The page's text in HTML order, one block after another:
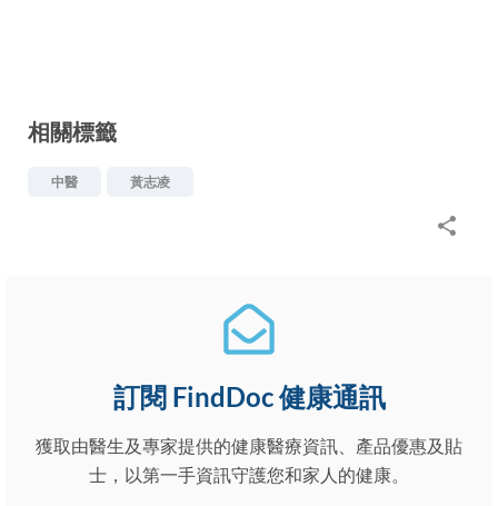
相關標籤
中醫 黃志凌
訂閱 FindDoc 健康通訊
獲取由醫生及專家提供的健康醫療資訊、產品優惠及貼
士，以第一手資訊守護您和家人的健康。